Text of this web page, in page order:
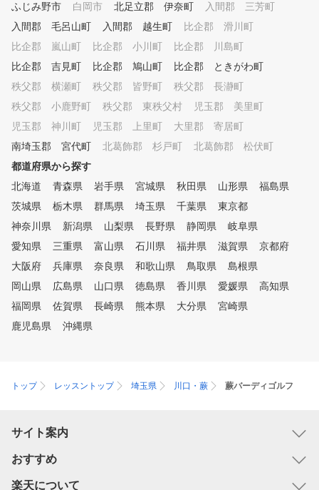
続してレッスンを受けて
けます。 ③レッスン受け放題
、レンジ使い放題のサブ
デル 外部資格を有する専
ロのレッスンを、毎日、
い放題なので、一人で練
い時にはシミュレーショ
って、効率よく練習でき
お客様のご予定にあわせ
利用ください。 ④ゴルフ初心
で繰り返しショット練習
、ゲーム感覚でティーシ
やアプローチの練習を楽
り、実際のコースをリア
現したコースでラウンド
、数多くの練習モードが
せて、飽きずに練習して
けます。
ふじみ野市
白岡市 北足立郡 伊奈町
入間郡 三芳町
入間郡 毛呂山町
入間郡 越生町
比企郡 滑川町
比企郡 嵐山町
比企郡 小川町
比企郡 川島町
比企郡 吉見町
比企郡 鳩山町
比企郡 ときがわ町
秩父郡 横瀬町
秩父郡 皆野町
秩父郡 長瀞町
秩父郡 小鹿野町
秩父郡 東秩父村
児玉郡 美里町
児玉郡 神川町
児玉郡 上里町
大里郡 寄居町
南埼玉郡 宮代町
北葛飾郡 杉戸町
北葛飾郡 松伏町
都道府県から探す
北海道
青森県 岩手県 宮城県 秋田県 山形県
福島県
茨城県
栃木県 群馬県 埼玉県 千葉県
東京都
神奈川県
新潟県 山梨県 長野県 静岡県
岐阜県
愛知県
三重県 富山県 石川県 福井県 滋賀県
京都府
大阪府
兵庫県 奈良県 和歌山県 鳥取県
島根県
岡山県
広島県 山口県 徳島県 香川県 愛媛県
高知県
福岡県
佐賀県 長崎県 熊本県 大分県
宮崎県
鹿児島県
沖縄県
トップ レッスントップ 埼玉県 川口・蕨 蕨バーディゴルフ
サイト案内
おすすめ
楽天について